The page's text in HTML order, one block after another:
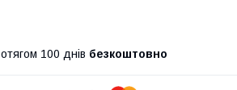
100 днів безкоштовно